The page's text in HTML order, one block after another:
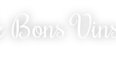
Bons Vins